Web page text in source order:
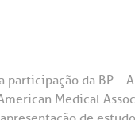
Ética e
Outras
da BP –
Medical